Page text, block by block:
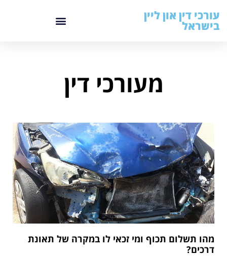
עורכי דין און ליין
בישראל
מעורכי דין
מהו תשלום תכוף ומי זכאי לו במקרה של תאונת
דרכים?